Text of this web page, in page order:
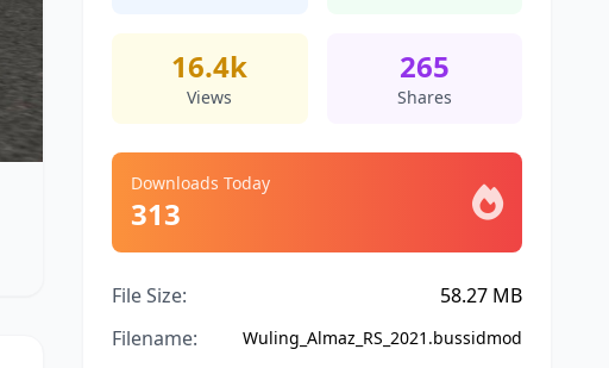
16.4k
Views
265
Shares
Downloads Today
313
File Size:
58.27 MB
Filename:
Wuling_Almaz_RS_2021.bussidmod